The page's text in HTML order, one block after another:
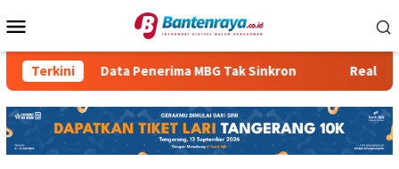
ke
Mobile
TerkiniData Penerima MBG Tak Sinkron Realisasi